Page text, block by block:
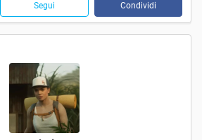
Segui Condividi